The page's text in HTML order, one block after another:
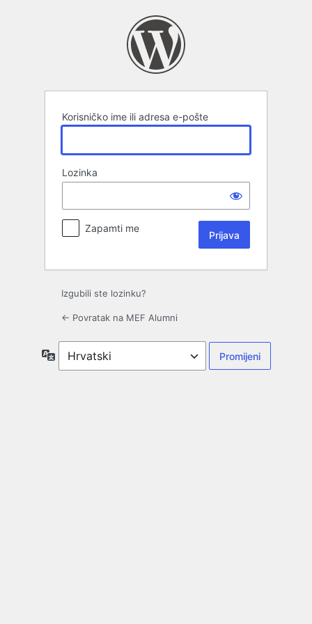
Korisničko ime ili adresa e-pošte
Lozinka
Zapamti me
Izgubili ste lozinku?
← Povratak na MEF Alumni
Jezik